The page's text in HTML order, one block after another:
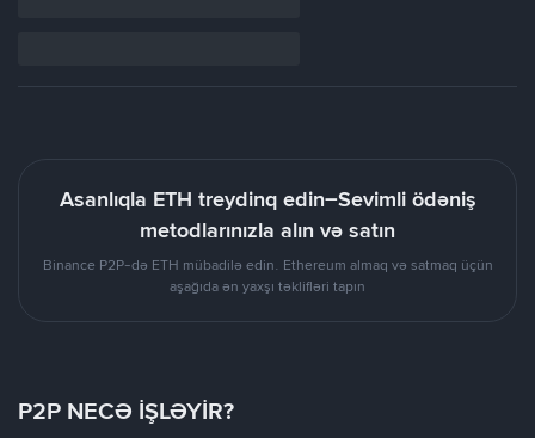
Asanlıqla ETH treydinq edin–Sevimli ödəniş
metodlarınızla alın və satın
Binance P2P-də ETH mübadilə edin. Ethereum almaq və satmaq üçün
aşağıda ən yaxşı təklifləri tapın
P2P NECƏ İŞLƏYİR?